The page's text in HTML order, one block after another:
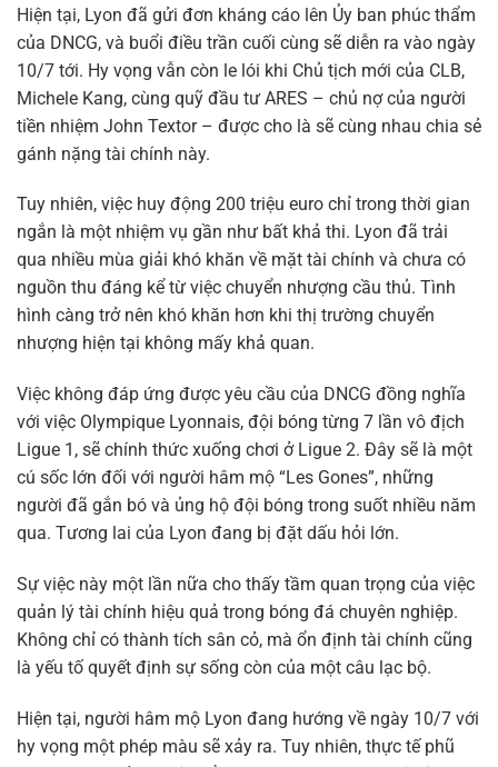
Hiện tại, Lyon đã gửi đơn kháng cáo lên Ủy ban phúc thẩm
của DNCG, và buổi điều trần cuối cùng sẽ diễn ra vào ngày
10/7 tới. Hy vọng vẫn còn le lói khi Chủ tịch mới của CLB,
Michele Kang, cùng quỹ đầu tư ARES – chủ nợ của người
tiền nhiệm John Textor – được cho là sẽ cùng nhau chia sẻ
gánh nặng tài chính này.
Tuy nhiên, việc huy động 200 triệu euro chỉ trong thời gian
ngắn là một nhiệm vụ gần như bất khả thi. Lyon đã trải
qua nhiều mùa giải khó khăn về mặt tài chính và chưa có
nguồn thu đáng kể từ việc chuyển nhượng cầu thủ. Tình
hình càng trở nên khó khăn hơn khi thị trường chuyển
nhượng hiện tại không mấy khả quan.
Việc không đáp ứng được yêu cầu của DNCG đồng nghĩa
với việc Olympique Lyonnais, đội bóng từng 7 lần vô địch
Ligue 1, sẽ chính thức xuống chơi ở Ligue 2. Đây sẽ là một
cú sốc lớn đối với người hâm mộ “Les Gones”, những
người đã gắn bó và ủng hộ đội bóng trong suốt nhiều năm
qua. Tương lai của Lyon đang bị đặt dấu hỏi lớn.
Sự việc này một lần nữa cho thấy tầm quan trọng của việc
quản lý tài chính hiệu quả trong bóng đá chuyên nghiệp.
Không chỉ có thành tích sân cỏ, mà ổn định tài chính cũng
là yếu tố quyết định sự sống còn của một câu lạc bộ.
Hiện tại, người hâm mộ Lyon đang hướng về ngày 10/7 với
hy vọng một phép màu sẽ xảy ra. Tuy nhiên, thực tế phũ